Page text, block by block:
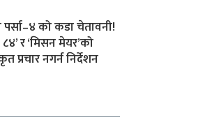
पर्सा–४ को कडा चेतावनी!
र ‘मिसन मेयर’को
प्रचार नगर्न निर्देशन